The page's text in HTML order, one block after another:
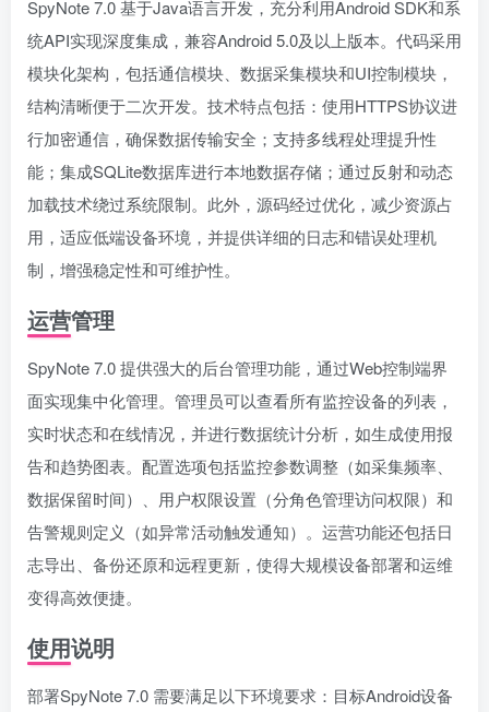
SpyNote 7.0 基于Java语言开发，充分利用Android SDK和系
统API实现深度集成，兼容Android 5.0及以上版本。代码采用
模块化架构，包括通信模块、数据采集模块和UI控制模块，
结构清晰便于二次开发。技术特点包括：使用HTTPS协议进
行加密通信，确保数据传输安全；支持多线程处理提升性
能；集成SQLite数据库进行本地数据存储；通过反射和动态
加载技术绕过系统限制。此外，源码经过优化，减少资源占
用，适应低端设备环境，并提供详细的日志和错误处理机
制，增强稳定性和可维护性。
运营管理
SpyNote 7.0 提供强大的后台管理功能，通过Web控制端界
面实现集中化管理。管理员可以查看所有监控设备的列表，
实时状态和在线情况，并进行数据统计分析，如生成使用报
告和趋势图表。配置选项包括监控参数调整（如采集频率、
数据保留时间）、用户权限设置（分角色管理访问权限）和
告警规则定义（如异常活动触发通知）。运营功能还包括日
志导出、备份还原和远程更新，使得大规模设备部署和运维
变得高效便捷。
使用说明
部署SpyNote 7.0 需要满足以下环境要求：目标Android设备